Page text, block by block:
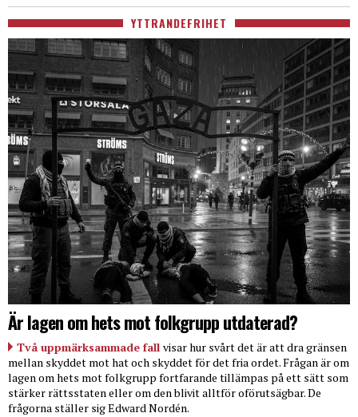
YTTRANDEFRIHET
Är lagen om hets mot folkgrupp utdaterad?
Två uppmärksammade fall visar hur svårt det är att dra gränsen
mellan skyddet mot hat och skyddet för det fria ordet. Frågan är om
lagen om hets mot folkgrupp fortfarande tillämpas på ett sätt som
stärker rättsstaten eller om den blivit alltför oförutsägbar. De
frågorna ställer sig Edward Nordén.